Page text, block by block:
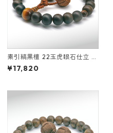
素引縞黒檀 22玉虎眼石仕立 釈
迦凡天
¥17,820